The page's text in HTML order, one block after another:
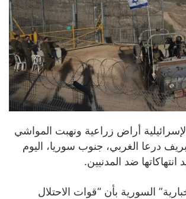
أراض زراعية ونهبت المواشي
درعا الغربي، جنوب سوريا، اليوم
ضد المدنيين.
السورية بأن “قوات الاحتلال